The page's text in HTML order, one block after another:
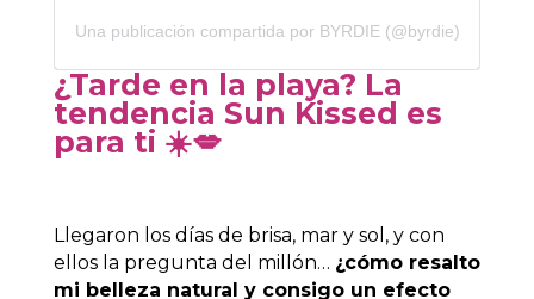
Una publicación compartida por BYRDIE (@byrdie)
¿Tarde en la playa? La
tendencia Sun Kissed es
para ti ☀💋
Llegaron los días de brisa, mar y sol, y con
ellos la pregunta del millón… ¿cómo resalto
mi belleza natural y consigo un efecto